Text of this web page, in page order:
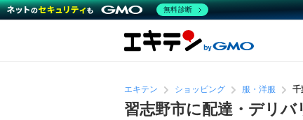
エキテン ショッピング 服・洋服 千
習志野市に配達・デリ
無料診断